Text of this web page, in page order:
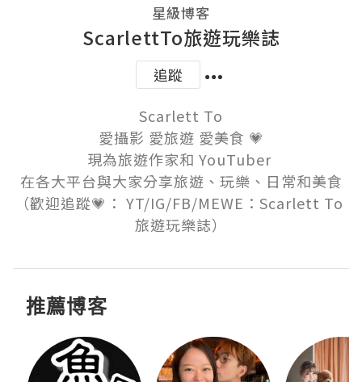
星級博客
ScarlettTo旅遊玩樂誌
追蹤
Scarlett To
愛攝影 愛旅遊 愛美食 💗
現為旅遊作家和 YouTuber
在各大平台與大家分享旅遊、玩樂、日常和美食
（歡迎追蹤💗： YT/IG/FB/MEWE：Scarlett To
旅遊玩樂誌）
推薦博客